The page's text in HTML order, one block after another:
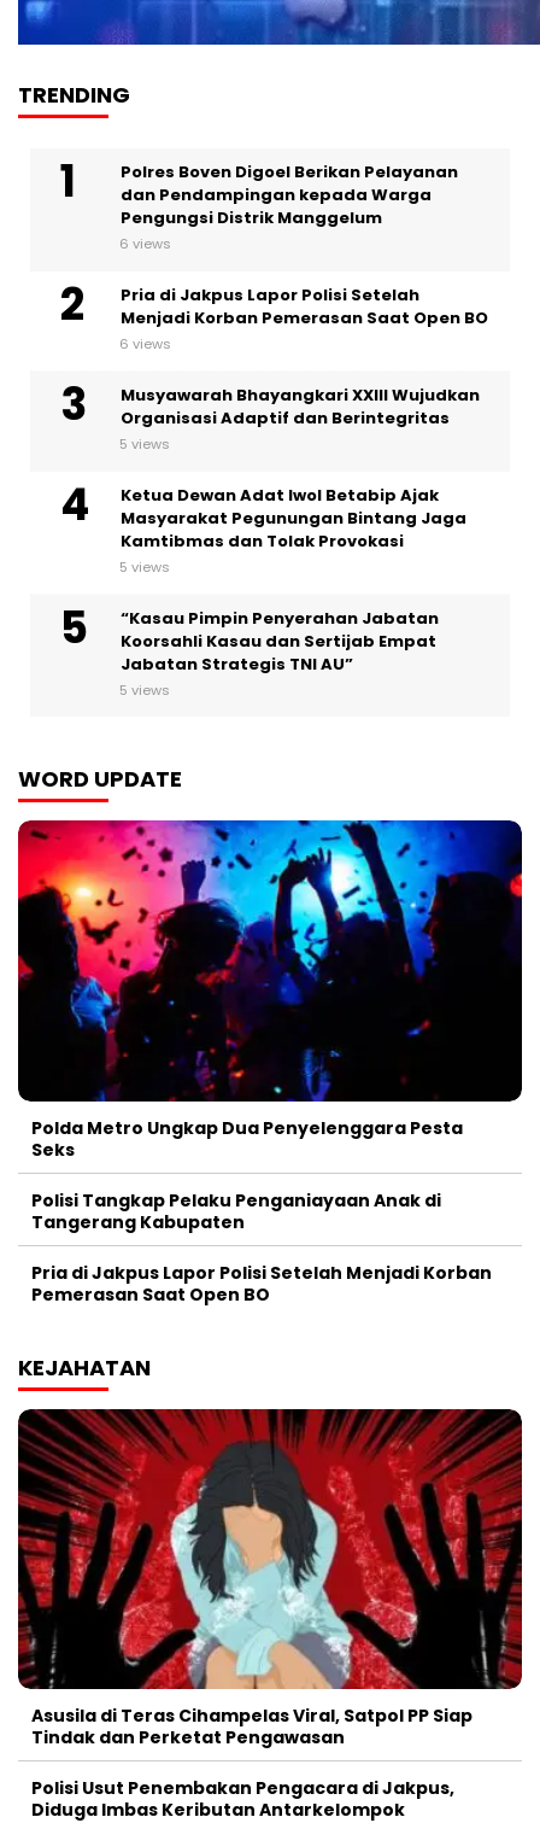
TRENDING
Polres Boven Digoel Berikan Pelayanan
dan Pendampingan kepada Warga
Pengungsi Distrik Manggelum
6 views
Pria di Jakpus Lapor Polisi Setelah
Menjadi Korban Pemerasan Saat Open BO
6 views
Musyawarah Bhayangkari XXIII Wujudkan
Organisasi Adaptif dan Berintegritas
5 views
Ketua Dewan Adat Iwol Betabip Ajak
Masyarakat Pegunungan Bintang Jaga
Kamtibmas dan Tolak Provokasi
5 views
“Kasau Pimpin Penyerahan Jabatan
Koorsahli Kasau dan Sertijab Empat
Jabatan Strategis TNI AU”
5 views
WORD UPDATE
Polda Metro Ungkap Dua Penyelenggara Pesta
Seks
Polisi Tangkap Pelaku Penganiayaan Anak di
Tangerang Kabupaten
Pria di Jakpus Lapor Polisi Setelah Menjadi Korban
Pemerasan Saat Open BO
KEJAHATAN
Asusila di Teras Cihampelas Viral, Satpol PP Siap
Tindak dan Perketat Pengawasan
Polisi Usut Penembakan Pengacara di Jakpus,
Diduga Imbas Keributan Antarkelompok